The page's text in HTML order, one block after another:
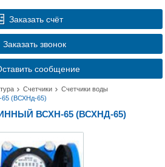
Заказать счёт
Заказать звонок
сообщение
Счетчики
Счетчики воды
65 (ВСХНд-65)
ВСХН-65 (ВСХНД-65)